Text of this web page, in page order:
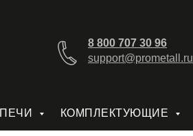
8 800 707 30 96
support@prometall.ru
ПЕЧИ КОМПЛЕКТУЮЩИЕ